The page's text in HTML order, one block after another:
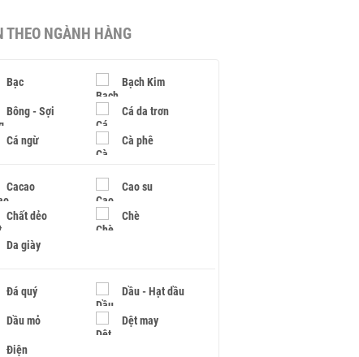
THEO NGÀNH HÀNG
Bạc Bạch Kim
Bông - Sợi Cá da trơn
Cá ngừ Cà phê
Cacao Cao su
Chất dẻo Chè
Da giày
Đá quý Dầu - Hạt dầu
Dầu mỏ Dệt may
Điện